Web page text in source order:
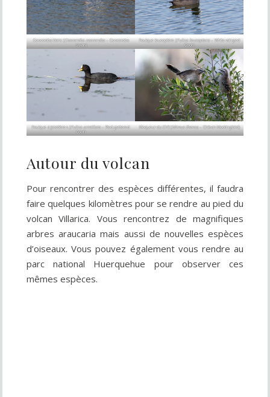
Coscoraba blanc (Coscoroba coscoroba– Coscoroba
Swan)
Foulque leucoptère (Fulica leucoptera– White-winged
Coot)
Foulque à jarretières (Fulica armillata– Red-gartered
Coot)
Moqueur du Chili (Mimus thenca– Chilean Mockingbird)
Autour du volcan
Pour rencontrer des espèces différentes, il faudra
faire quelques kilomètres pour se rendre au pied du
volcan Villarica. Vous rencontrez de magnifiques
arbres araucaria mais aussi de nouvelles espèces
d’oiseaux. Vous pouvez également vous rendre au
parc national Huerquehue pour observer ces
mêmes espèces.